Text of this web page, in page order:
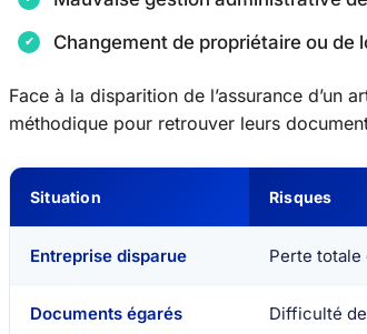
Changement de propriétaire ou de
Face à la disparition de l’assurance
méthodique pour retrouver leurs
Situation Risques
Entreprise disparue Perte totale
Documents égarés Difficulté